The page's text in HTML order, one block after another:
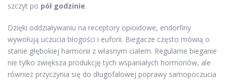
szczyt po pół godzinie.
Dzięki oddziaływaniu na receptory opioidowe, endorfiny
wywołują uczucia błogości i euforii. Biegacze często mówią o
stanie głębokiej harmonii z własnym ciałem. Regularne bieganie
nie tylko zwiększa produkcję tych wspaniałych hormonów, ale
również przyczynia się do długofalowej poprawy samopoczucia